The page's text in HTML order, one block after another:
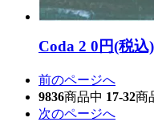
Coda 2 0円(税込)
前のページへ
9836商品中 17-32商
次のページへ